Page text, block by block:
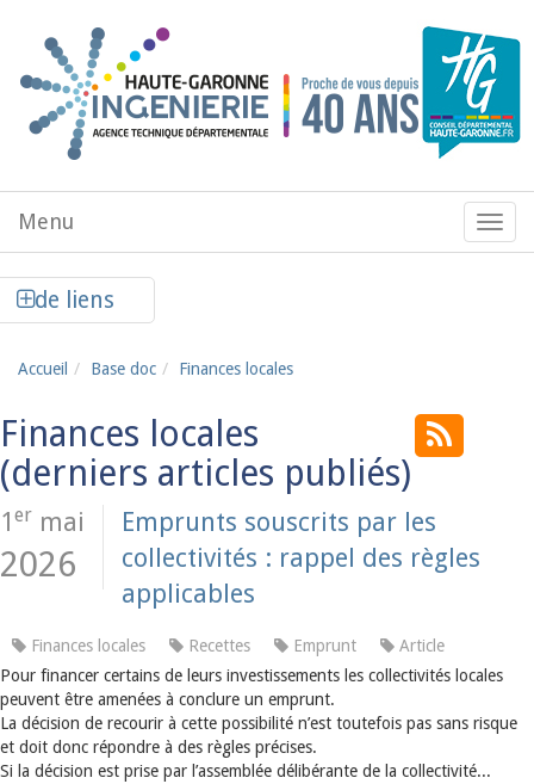
Menu
de
Menu
de liens
Accueil Base doc Finances locales
Finances locales
1 er mai
2026
Emprunts souscrits par les
collectivités : rappel des règles
applicables
Finances locales Recettes Emprunt
Article
Pour financer certains de leurs investissements les collectivités locales
peuvent être amenées à conclure un emprunt.
La décision de recourir à cette possibilité n’est toutefois pas sans risque
et doit donc répondre à des règles précises.
Si la décision est prise par l’assemblée délibérante de la collectivité...